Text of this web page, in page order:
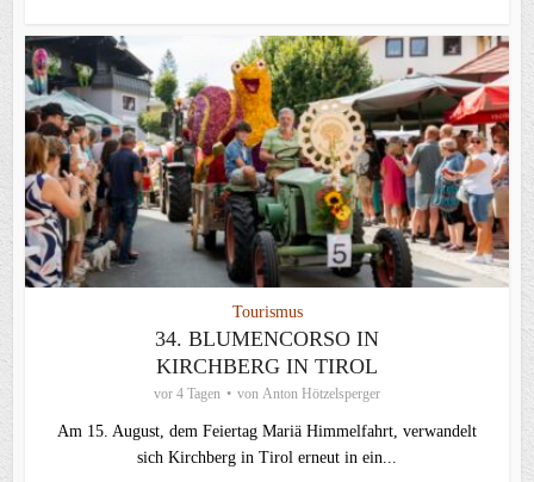
Tourismus
34. BLUMENCORSO IN
KIRCHBERG IN TIROL
vor 4 Tagen von Anton Hötzelsperger
Am 15. August, dem Feiertag Mariä Himmelfahrt, verwandelt
sich Kirchberg in Tirol erneut in ein...